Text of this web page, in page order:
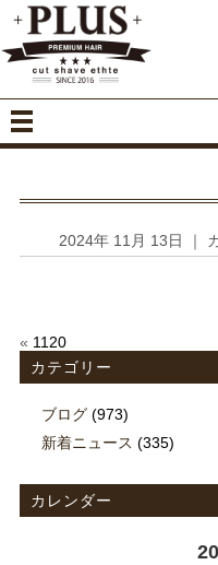
2024年 11月 13日 ｜
« 1120
カテゴリー
ブログ(973)
新着ニュース (335)
カレンダー